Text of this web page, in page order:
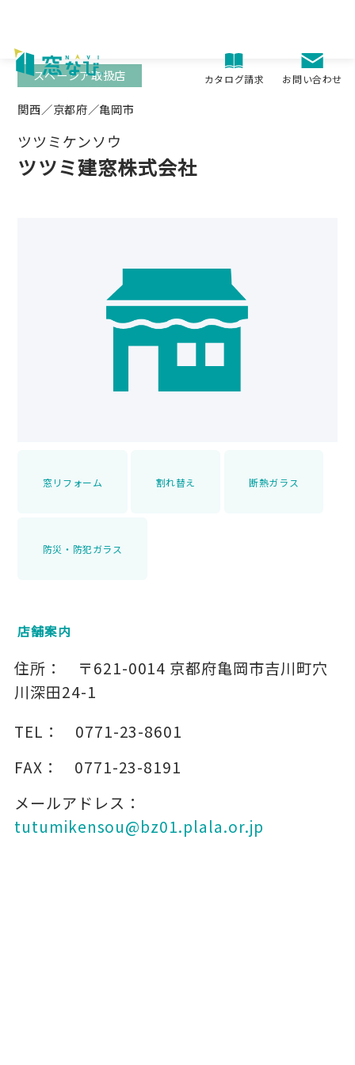
content
カタログ請求 お問い合わせ
関西／京都府／亀岡市
ツツミケンソウ
ツツミ建窓株式会社
スペーシア取扱店
窓リフォーム 割れ替え 断熱ガラス
防災・防犯ガラス
店舗案内
住所： 〒621-0014 京都府亀岡市吉川町穴
川深田24-1
TEL：
0771-23-8601
FAX：
0771-23-8191
メールアドレス：
tutumikensou@bz01.plala.or.jp